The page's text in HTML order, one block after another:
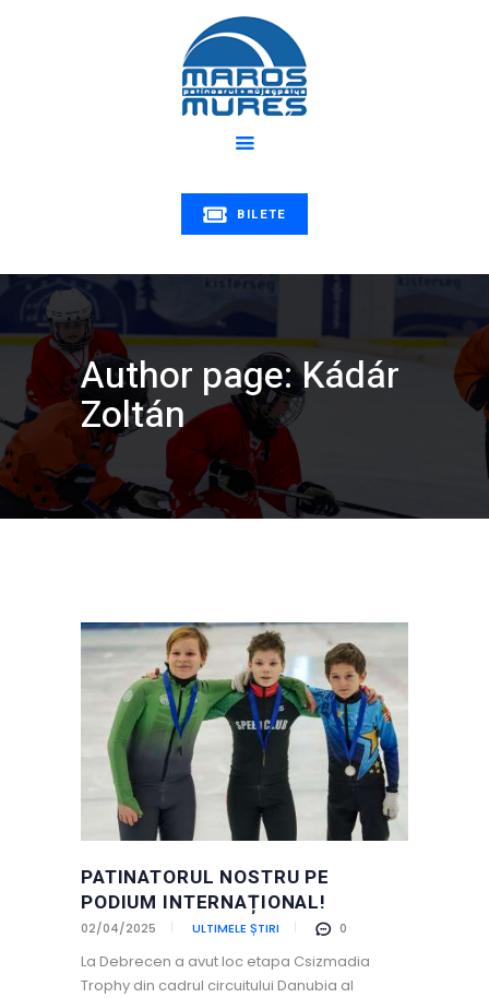
BILETE
Author page: Kádár
Zoltán
PATINOARUL MUREȘ
Patinoarul Mureș | Maros műjégpálya
PATINATORUL NOSTRU PE
PODIUM INTERNAȚIONAL!
02/04/2025 ULTIMELE ȘTIRI 0
La Debrecen a avut loc etapa Csizmadia
Trophy din cadrul circuitului Danubia al